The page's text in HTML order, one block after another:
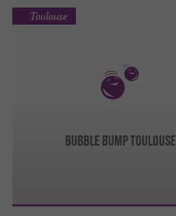
BUBBLE BUMP TOULOUSE
Toulouse